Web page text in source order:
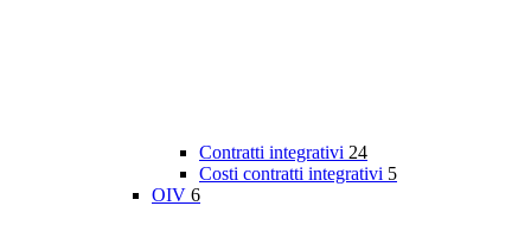
Contratti integrativi 24
Costi contratti integrativi 5
OIV 6